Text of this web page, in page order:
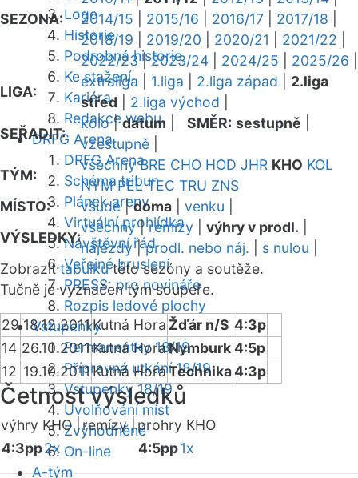
Logo
Historie
Podrobná historie
Ke stažení
Kariéra
Redakce webu
DRFG Arena
DRFG Arena
Schéma tribun
Plánek areny
Virtuální prohlídka
Návštěvní řád
Veřejné bruslení
PRESS: pro novináře
Rozpis ledové plochy
Vstupenky
Permanentky 18/19
Přípravná utkání 18/19
Vstupenky 18/19
Uvolňování míst
Zvýhodněné
On-line
A-tým
SEZONA:
2014/15
2015/16 2016/17 2017/18
2018/19
2019/20 2020/21 2021/22
2022/23|2023/24 2024/25 2025/26
LIGA:
extraliga 1.liga 2.liga západ
2.liga
střed
2.liga východ
SEŘADIT:
kolo|datum SMĚR: sestupně
vzestupně
TÝM:
všechny BRE CHO HOD JHR KHO KOL
NYM PEL TEC TRU ZNS
MÍSTO:
všude|doma venku
VÝSLEDKY:
všechny|remízy výhry v prodl.
nájezdy|prodl. nebo náj. s nulou
Zobrazittabulkutéto sezóny a soutěže.
Tučně je vyznačen tým soupeře.
29 18.12.2011Kutná Hora Žďár n/S 4:3p
14 26.10.2011Kutná HoraNymburk4:5p
12 19.10.2011Kutná HoraTechnika4:3p
Četnost výsledků
výhry KHO |remízy |prohry KHO
4:3pp2x 4:5pp1x